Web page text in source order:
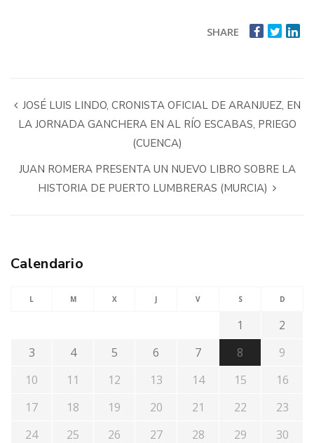
SHARE
JOSÉ LUIS LINDO, CRONISTA OFICIAL DE ARANJUEZ, EN
LA JORNADA GANCHERA EN AL RÍO ESCABAS, PRIEGO
(CUENCA)
JUAN ROMERA PRESENTA UN NUEVO LIBRO SOBRE LA
HISTORIA DE PUERTO LUMBRERAS (MURCIA)
Calendario
L M X J V S D
1
2
3
4 5 6 7 8
9
10
11 12 13 14 15
16
17
18 19 20 21 22
23
24
25 26 27 28 29
30